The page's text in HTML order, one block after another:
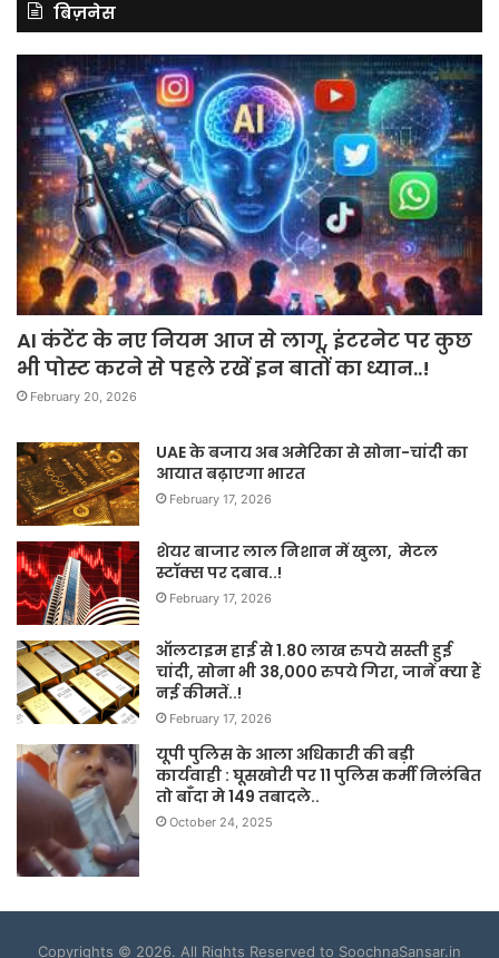
बिज़नेस
AI कंटेंट के नए नियम आज से लागू, इंटरनेट पर कुछ
भी पोस्ट करने से पहले रखें इन बातों का ध्यान..!
February 20, 2026
UAE के बजाय अब अमेरिका से सोना-चांदी का
आयात बढ़ाएगा भारत
February 17, 2026
शेयर बाजार लाल निशान में खुला, मेटल
स्टॉक्स पर दबाव..!
February 17, 2026
ऑलटाइम हाई से 1.80 लाख रुपये सस्ती हुई
चांदी, सोना भी 38,000 रुपये गिरा, जानें क्या हैं
नई कीमतें..!
February 17, 2026
यूपी पुलिस के आला अधिकारी की बड़ी
कार्यवाही : घूसखोरी पर 11 पुलिस कर्मी निलंबित
तो बाँदा मे 149 तबादले..
October 24, 2025
Copyrights © 2026. All Rights Reserved to SoochnaSansar.in